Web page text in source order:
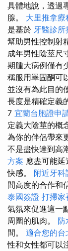
具體地說，透過
腺。 大里推拿療
是基於 牙醫診所
幫助男性控制射
成年男性陰莖尺
期腫大病例僅有
稱服用睪固酮可
並沒有為此目的
長度是精確定義
7 宜蘭台胞證申
定義大陰莖的概
為你的伴侶帶來
不是盡快達到高
方案 應盡可能
快感。 附近牙科
間高度的合作和
泰國簽證 打掃家
氣氛來促進這一
周圍的肌肉。 防
間。 適合您的台
性和女性都可以